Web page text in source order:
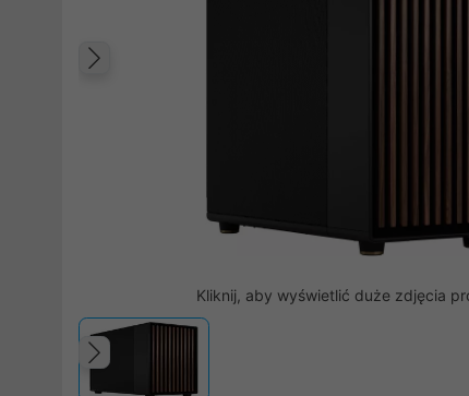
Kliknij, aby wyświetlić duże zdjęcia
Poprzedni